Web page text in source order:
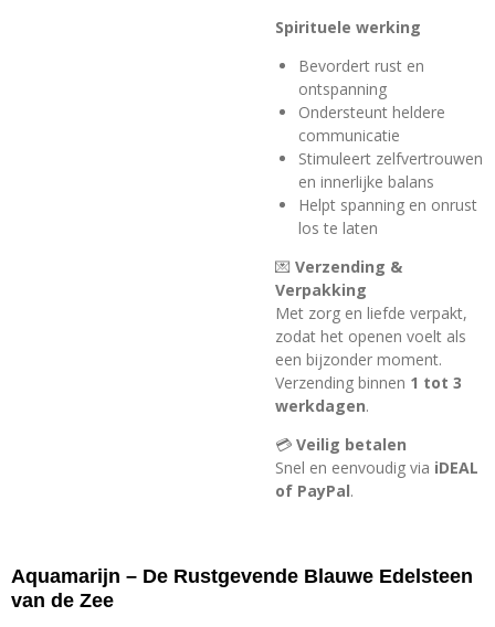
Spirituele werking
Bevordert rust en
ontspanning
Ondersteunt heldere
communicatie
Stimuleert zelfvertrouwen
en innerlijke balans
Helpt spanning en onrust
los te laten
💌 Verzending &
Verpakking
Met zorg en liefde verpakt,
zodat het openen voelt als
een bijzonder moment.
Verzending binnen 1 tot 3
werkdagen.
💳 Veilig betalen
Snel en eenvoudig via iDEAL
of PayPal.
Aquamarijn – De Rustgevende Blauwe Edelsteen
van de Zee